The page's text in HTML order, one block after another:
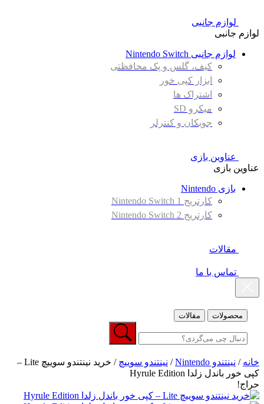
لوازم جانبی
لوازم جانبی
لوازم جانبی Nintendo Switch
کیف، گلس و پک محافظتی
ابزار کپی خور
اشتراک ها
میکرو SD
جویکان و کنترلر
عناوین بازی
عناوین بازی
بازی Nintendo
کارتریج Nintendo Switch 1
کارتریج Nintendo Switch 2
مقالات
تماس با ما
محصولات مقالات
خانه / نینتندو Nintendo / نینتندو سوییچ
/ خرید نینتندو سوییچ Lite –
کپی خور باندل زلدا Hyrule Edition
حراج!